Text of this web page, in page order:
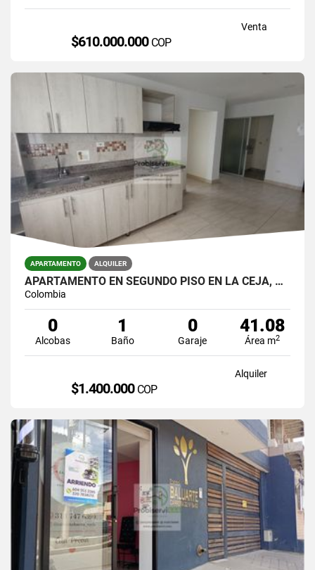
Venta
$610.000.000 COP
APARTAMENTO ALQUILER
APARTAMENTO EN SEGUNDO PISO EN LA CEJA, ANTIOQUIA
Colombia
0
Alcobas
1
Baño
0
Garaje
41.08
Área m2
Alquiler
$1.400.000 COP